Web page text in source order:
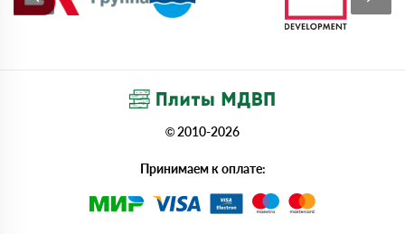
© 2010-2026
Принимаем к оплате: